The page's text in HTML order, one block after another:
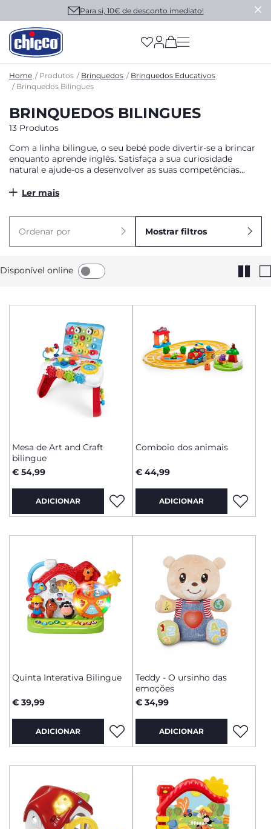
Para si, 10€ de desconto imediato!
(has more options
Home Produtos Brinquedos
Brinquedos Educativos
Brinquedos Bilingues
BRINQUEDOS BILINGUES
13 Produtos
Com a linha bilingue, o seu bebé pode divertir-se a brincar
enquanto aprende inglês. Satisfaça a sua curiosidade
natural e ajude-os a desenvolver as suas competências
bilingues da Chicco, coloridos e com muitas atividades
Ler mais
Ordenar por Mostrar filtros
Disponível online
Mesa de Art and Craft
bilingue
€ 54,99
ADICIONAR
Comboio dos animais
€ 44,99
ADICIONAR
Quinta Interativa Bilingue
€ 39,99
ADICIONAR
Teddy - O ursinho das
emoções
€ 34,99
ADICIONAR